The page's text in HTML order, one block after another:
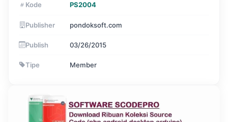
Kode PS2004
Publisher pondoksoft.com
Publish 03/26/2015
Tipe Member